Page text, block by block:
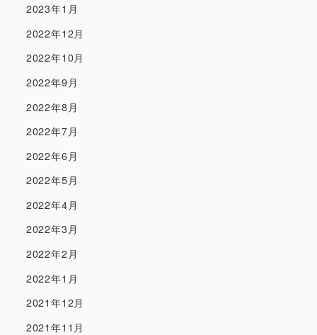
2023年1月
2022年12月
2022年10月
2022年9月
2022年8月
2022年7月
2022年6月
2022年5月
2022年4月
2022年3月
2022年2月
2022年1月
2021年12月
2021年11月